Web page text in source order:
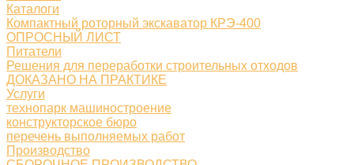
Каталоги
Компактный роторный экскаватор КРЭ-400
ОПРОСНЫЙ ЛИСТ
Питатели
Решения для переработки строительных отходов
ДОКАЗАНО НА ПРАКТИКЕ
Услуги
технопарк машиностроение
конструкторское бюро
перечень выполняемых работ
Производство